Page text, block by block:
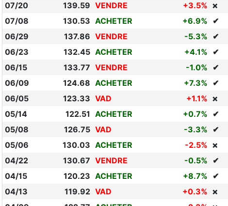
07/20
139.59 VENDRE +3.5% ❌
07/08
130.53 ACHETER +6.9% ✔
06/29
137.86 VENDRE -5.3% ✔
06/23
132.45 ACHETER +4.1% ✔
06/15
133.77 VENDRE -1.0% ✔
06/09
124.68 ACHETER +7.3% ✔
06/05
123.33 VAD +1.1% ❌
05/14
122.51 ACHETER +0.7% ✔
05/08
126.75 VAD -3.3% ✔
05/06
130.03 ACHETER -2.5% ❌
04/22
130.67 VENDRE -0.5% ✔
04/15
120.23 ACHETER +8.7% ✔
04/13
119.92 VAD +0.3% ❌